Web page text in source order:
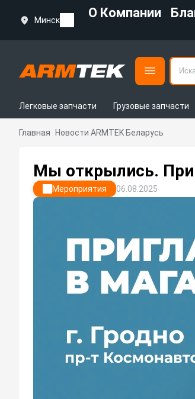
Минск О Компании
Легковые запчасти Грузовые запчасти
Главная Новости ARMTEK Беларусь
Мы открылись.
Мероприятия 06.08.2025